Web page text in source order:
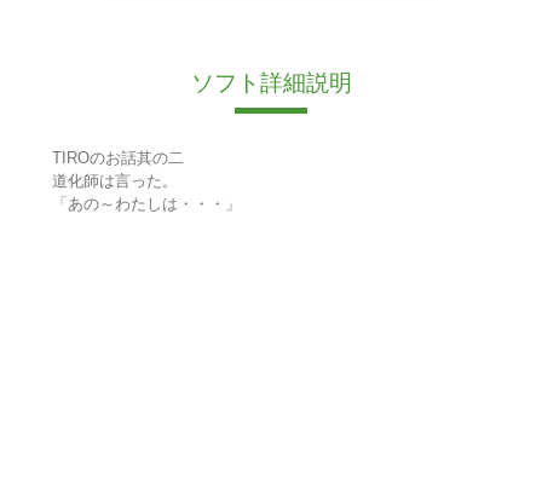
ソフト詳細説明
TIROのお話其の二
道化師は言った。
「あの～わたしは・・・」